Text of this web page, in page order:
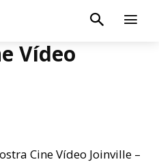
Vídeo
Cine Vídeo Joinville –